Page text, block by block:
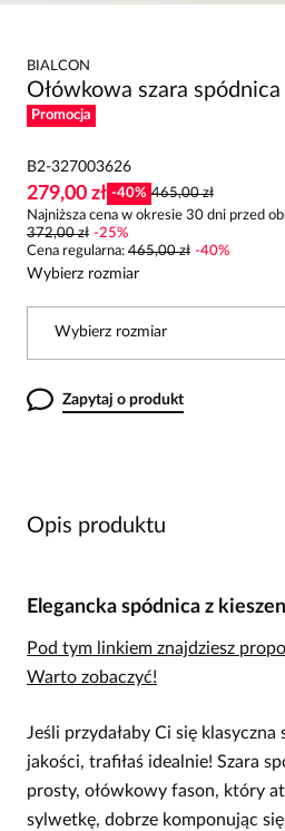
BIALCON
Ołówkowa szara
Promocja
B2-327003626
279,00 zł -40% 465,00 zł
Najniższa cena w okresie 30 dni przed
372,00 zł -25%
Cena regularna: 465,00 zł -40%
Wybierz rozmiar
Wybierz rozmiar
Zapytaj o produkt
Opis produktu
Elegancka spódnica z
Pod tym linkiem znajdziesz
Warto zobaczyć!
Jeśli przydałaby Ci się
jakości, trafiłaś idealnie! Szara
prosty, ołówkowy fason, który
sylwetkę, dobrze komponując